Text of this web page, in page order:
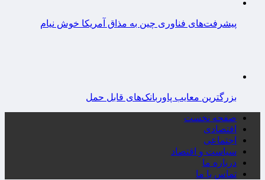
پیشرفت‌های فناوری چین به مذاق آمریکا خوش نیام
بزرگترین معایب پاوربانک‌های قابل حمل
صفحه نخست
اقتصادی
اجتماعی
سیاست و اقتصاد
درباره ما
تماس با ما